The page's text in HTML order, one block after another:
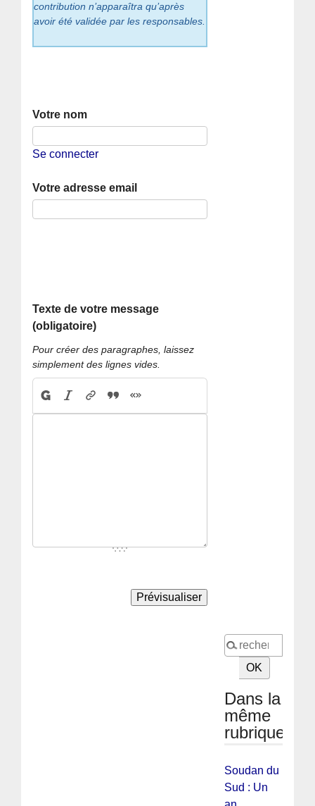
contribution n’apparaîtra qu’après
avoir été validée par les responsables.
Votre nom
Se connecter
Votre adresse email
Texte de votre message
(obligatoire)
Pour créer des paragraphes, laissez
simplement des lignes vides.
Dans la
même
rubrique
Soudan du
Sud : Un